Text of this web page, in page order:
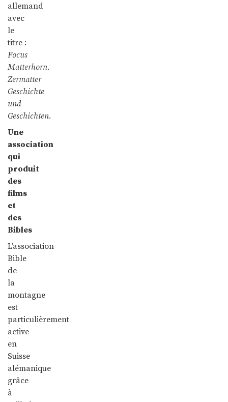
allemand
avec
le
titre :
Focus
Matterhorn.
Zermatter
Geschichte
und
Geschichten.
Une
association
qui
produit
des
films
et
des
Bibles
L’association
Bible
de
la
montagne
est
particulièrement
active
en
Suisse
alémanique
grâce
à